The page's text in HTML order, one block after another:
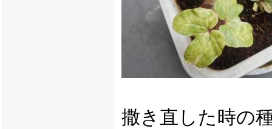
撒き直した時の